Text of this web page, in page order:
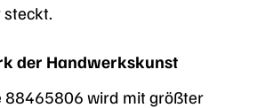
steckt.
der Handwerkskunst
88465806 wird mit größter